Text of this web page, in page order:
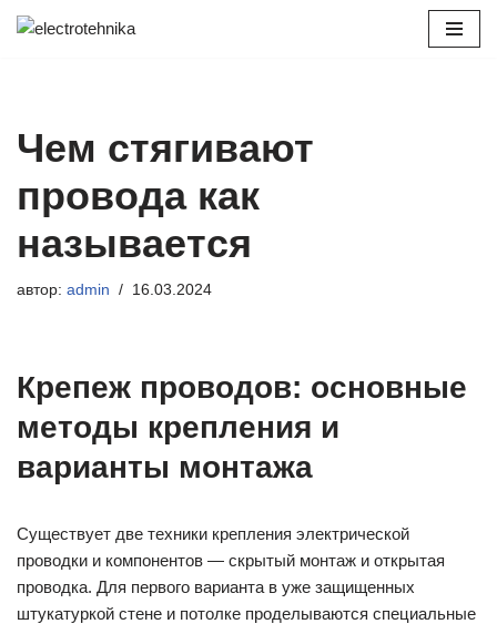
Чем стягивают
провода как
называется
автор: admin 16.03.2024
Крепеж проводов: основные
методы крепления и
варианты монтажа
Существует две техники крепления электрической
проводки и компонентов — скрытый монтаж и открытая
проводка. Для первого варианта в уже защищенных
штукатуркой стене и потолке проделываются специальные